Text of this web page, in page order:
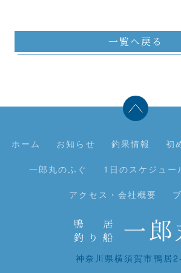
一覧へ戻る
ホーム お知らせ 釣果情報 初
一郎丸のふぐ 1日のスケジュー
アクセス・会社概要
神奈川県横須賀市鴨居